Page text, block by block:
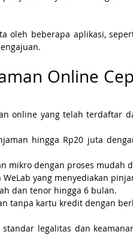
oleh beberapa aplikasi,
Online
online yang telah terdaftar
hingga Rp20 juta
mikro dengan proses mudah
yang menyediakan
dan tenor hingga 6 bulan.
tanpa kartu kredit dengan
legalitas dan